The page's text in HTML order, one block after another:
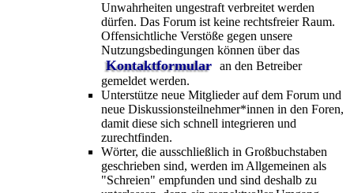
Unwahrheiten ungestraft verbreitet werden
dürfen. Das Forum ist keine rechtsfreier Raum.
Offensichtliche Verstöße gegen unsere
Nutzungsbedingungen können über das
Kontaktformular an den Betreiber
gemeldet werden.
Unterstütze neue Mitglieder auf dem Forum und
neue Diskussionsteilnehmer*innen in den Foren,
damit diese sich schnell integrieren und
zurechtfinden.
Wörter, die ausschließlich in Großbuchstaben
geschrieben sind, werden im Allgemeinen als
"Schreien" empfunden und sind deshalb zu